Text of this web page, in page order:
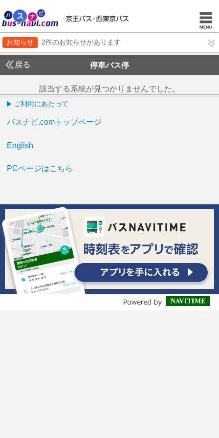
お知らせ 2件のお知らせがあります
戻る 停車バス停
該当する系統が見つかりませんでした。
ご利用にあたって
バスナビ.comトップページ
English
PCページはこちら